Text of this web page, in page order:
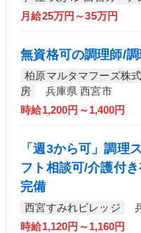
月給25万円～35万円
無資格可の調理師/
柏原マルタマフーズ株
房
兵庫県 西宮市
時給1,200円～1,400円
「週3から可」調理
フト相談可/介護付
完備
西宮すみれビレッジ
時給1,120円～1,160円